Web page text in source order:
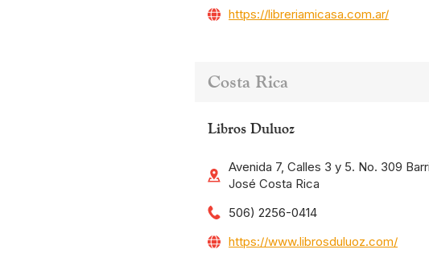
https://libreriamicasa.com.ar/
Costa Rica
Libros Duluoz
Avenida 7, Calles 3 y 5. No. 309
José Costa Rica
506) 2256-0414
https://www.librosduluoz.com/